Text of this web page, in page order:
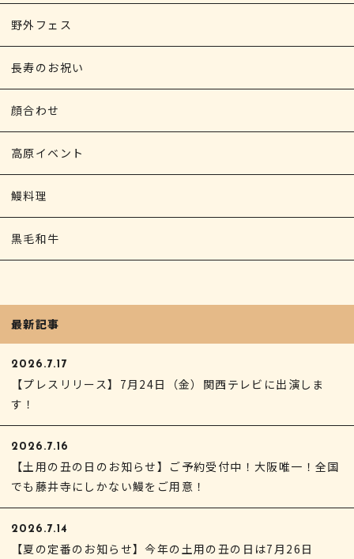
野外フェス
長寿のお祝い
顔合わせ
高原イベント
鰻料理
黒毛和牛
最新記事
2026.7.17
【プレスリリース】7月24日（金）関西テレビに出演しま
す！
2026.7.16
【土用の丑の日のお知らせ】ご予約受付中！大阪唯一！全国
でも藤井寺にしかない鰻をご用意！
2026.7.14
【夏の定番のお知らせ】今年の土用の丑の日は7月26日